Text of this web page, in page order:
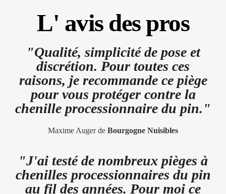
L' avis des pros
"Qualité, simplicité de pose et
discrétion. Pour toutes ces
raisons, je recommande ce piège
pour vous protéger contre la
chenille processionnaire du pin."
Maxime Auger de Bourgogne Nuisibles
"J'ai testé de nombreux pièges à
chenilles processionnaires du pin
au fil des années. Pour moi ce